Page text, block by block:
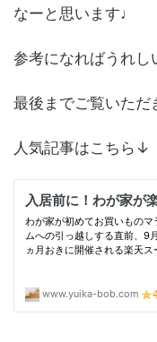
なーと思います♩
参考になればうれし
最後までご覧いただ
人気記事はこちら↓